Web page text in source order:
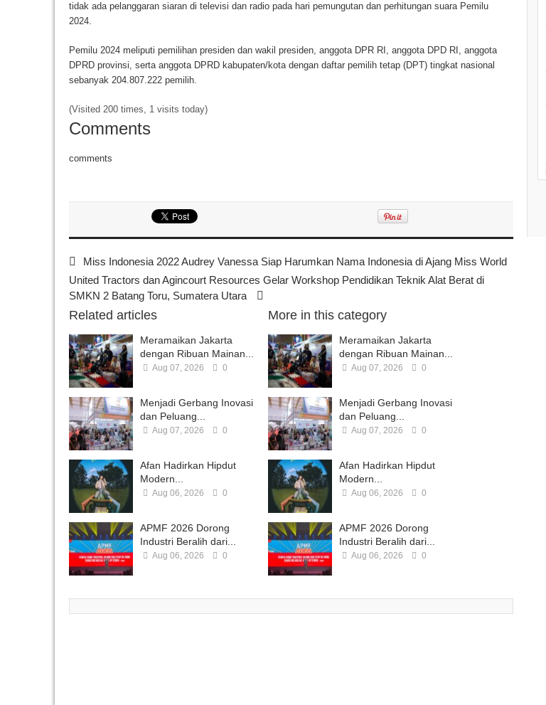
tidak ada pelanggaran siaran di televisi dan radio pada hari pemungutan dan perhitungan suara Pemilu
2024.
Pemilu 2024 meliputi pemilihan presiden dan wakil presiden, anggota DPR RI, anggota DPD RI, anggota
DPRD provinsi, serta anggota DPRD kabupaten/kota dengan daftar pemilih tetap (DPT) tingkat nasional
sebanyak 204.807.222 pemilih.
(Visited 200 times, 1 visits today)
Comments
comments
Miss Indonesia 2022 Audrey Vanessa Siap Harumkan Nama Indonesia di Ajang Miss World
United Tractors dan Agincourt Resources Gelar Workshop Pendidikan Teknik Alat Berat di
SMKN 2 Batang Toru, Sumatera Utara
Related articles
Meramaikan Jakarta
dengan Ribuan Mainan...
Aug 07, 2026 0
Menjadi Gerbang Inovasi
dan Peluang...
Aug 07, 2026 0
Afan Hadirkan Hipdut
Modern...
Aug 06, 2026 0
APMF 2026 Dorong
Industri Beralih dari...
Aug 06, 2026 0
More in this category
Meramaikan Jakarta
dengan Ribuan Mainan...
Aug 07, 2026 0
Menjadi Gerbang Inovasi
dan Peluang...
Aug 07, 2026 0
Afan Hadirkan Hipdut
Modern...
Aug 06, 2026 0
APMF 2026 Dorong
Industri Beralih dari...
Aug 06, 2026 0